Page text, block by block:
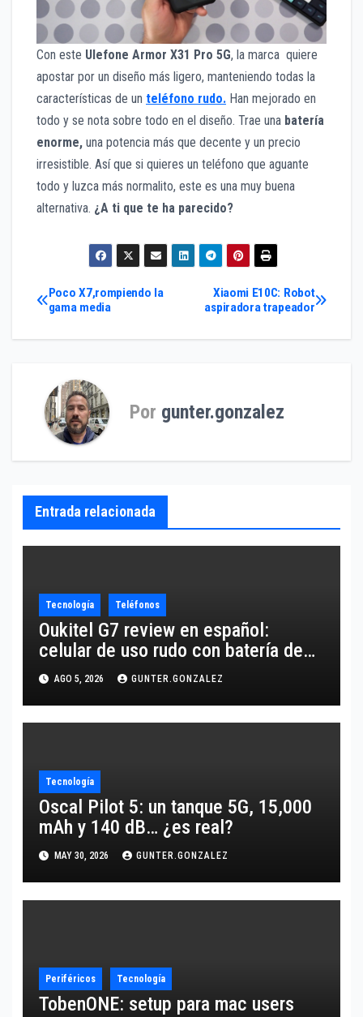
Con este Ulefone Armor X31 Pro 5G, la marca quiere
apostar por un diseño más ligero, manteniendo todas la
características de un teléfono rudo. Han mejorado en
todo y se nota sobre todo en el diseño. Trae una batería
enorme, una potencia más que decente y un precio
irresistible. Así que si quieres un teléfono que aguante
todo y luzca más normalito, este es una muy buena
alternativa. ¿A ti que te ha parecido?
Navegación
de
Xiaomi E10C: Robot
aspiradora trapeador
Poco X7,rompiendo la
gama media
Por gunter.gonzalez
Entrada relacionada
Tecnología Teléfonos
Oukitel G7 review en español:
celular de uso rudo con batería de
10,600 mAh
AGO 5, 2026 GUNTER.GONZALEZ
Tecnología
Oscal Pilot 5: un tanque 5G, 15,000
mAh y 140 dB… ¿es real?
MAY 30, 2026 GUNTER.GONZALEZ
Periféricos Tecnología
TobenONE: setup para mac users